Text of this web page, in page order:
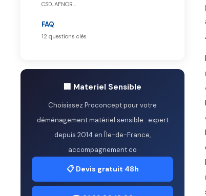
CSD, AFNOR…
FAQ
12 questions clés
🏢 Materiel Sensible
Choisissez Proconcept pour votre
déménagement matériel sensible : expert
depuis 2014 en Île-de-France,
accompagnement co
📋 Devis gratuit 48h